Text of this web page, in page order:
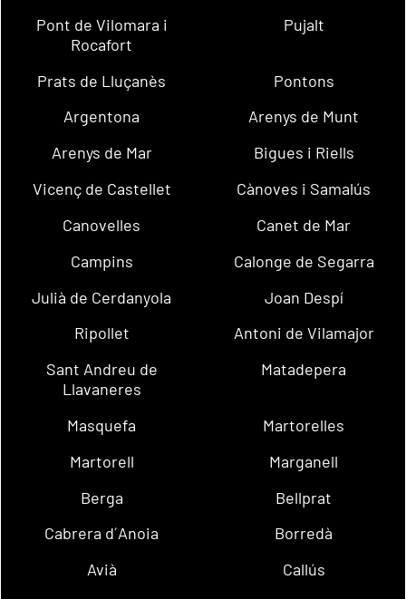
Pont de Vilomara i
Rocafort
Pujalt
Prats de Lluçanès
Pontons
Argentona
Arenys de Munt
Arenys de Mar
Bigues i Riells
Vicenç de Castellet
Cànoves i Samalús
Canovelles
Canet de Mar
Campins
Calonge de Segarra
Julià de Cerdanyola
Joan Despí
Ripollet
Antoni de Vilamajor
Sant Andreu de
Llavaneres
Matadepera
Masquefa
Martorelles
Martorell
Marganell
Berga
Bellprat
Cabrera d´Anoia
Borredà
Avià
Callús